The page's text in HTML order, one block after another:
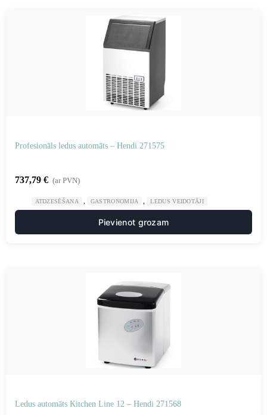
Profesionāls ledus automāts – Hendi 271575
737,79 € (ar PVN)
ATDZESĒŠANA GASTRONOMIJA LEDUS VEIDOTĀJI
Pievienot grozam
Ledus automāts Kitchen Line 12 – Hendi 271568